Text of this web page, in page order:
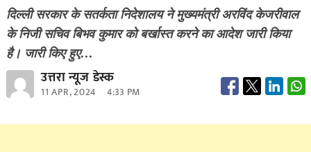
दिल्ली सरकार के सतर्कता निदेशालय ने मुख्यमंत्री अरविंद केजरीवाल
के निजी सचिव बिभव कुमार को बर्खास्त करने का आदेश जारी किया
है। जारी किए हुए…
उत्तरा न्यूज डेस्क
11 APR, 2024 4:33 PM